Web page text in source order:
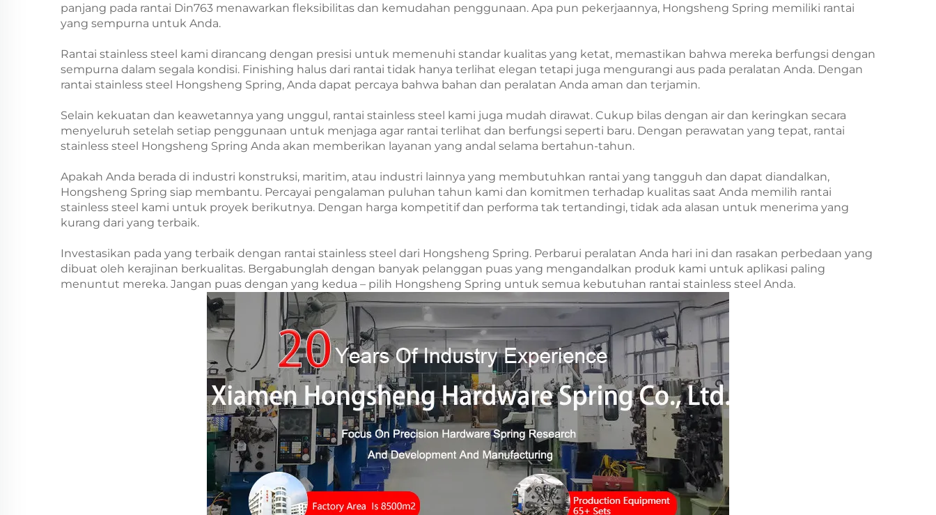
panjang pada rantai Din763 menawarkan fleksibilitas dan kemudahan penggunaan. Apa pun pekerjaannya, Hongsheng Spring memiliki rantai
yang sempurna untuk Anda.
Rantai stainless steel kami dirancang dengan presisi untuk memenuhi standar kualitas yang ketat, memastikan bahwa mereka berfungsi dengan
sempurna dalam segala kondisi. Finishing halus dari rantai tidak hanya terlihat elegan tetapi juga mengurangi aus pada peralatan Anda. Dengan
rantai stainless steel Hongsheng Spring, Anda dapat percaya bahwa bahan dan peralatan Anda aman dan terjamin.
Selain kekuatan dan keawetannya yang unggul, rantai stainless steel kami juga mudah dirawat. Cukup bilas dengan air dan keringkan secara
menyeluruh setelah setiap penggunaan untuk menjaga agar rantai terlihat dan berfungsi seperti baru. Dengan perawatan yang tepat, rantai
stainless steel Hongsheng Spring Anda akan memberikan layanan yang andal selama bertahun-tahun.
Apakah Anda berada di industri konstruksi, maritim, atau industri lainnya yang membutuhkan rantai yang tangguh dan dapat diandalkan,
Hongsheng Spring siap membantu. Percayai pengalaman puluhan tahun kami dan komitmen terhadap kualitas saat Anda memilih rantai
stainless steel kami untuk proyek berikutnya. Dengan harga kompetitif dan performa tak tertandingi, tidak ada alasan untuk menerima yang
kurang dari yang terbaik.
Investasikan pada yang terbaik dengan rantai stainless steel dari Hongsheng Spring. Perbarui peralatan Anda hari ini dan rasakan perbedaan yang
dibuat oleh kerajinan berkualitas. Bergabunglah dengan banyak pelanggan puas yang mengandalkan produk kami untuk aplikasi paling
menuntut mereka. Jangan puas dengan yang kedua – pilih Hongsheng Spring untuk semua kebutuhan rantai stainless steel Anda.